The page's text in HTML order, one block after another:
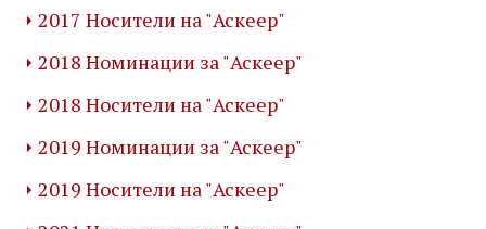
2017 Носители на "Аскеер"
2018 Номинации за "Аскеер"
2018 Носители на "Аскеер"
2019 Номинации за "Аскеер"
2019 Носители на "Аскеер"